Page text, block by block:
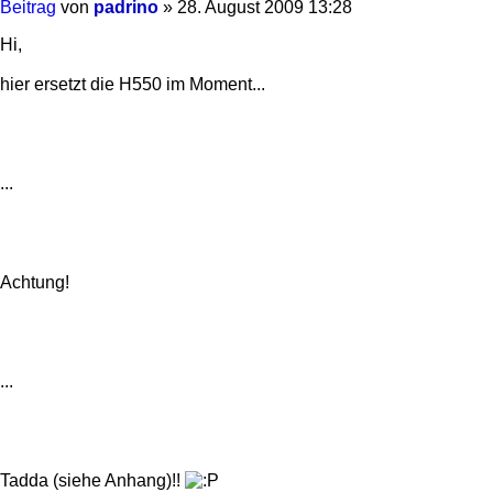
Beitrag von padrino » 28. August 2009 13:28
Hi,
hier ersetzt die H550 im Moment...
...
Achtung!
...
Tadda (siehe Anhang)!!